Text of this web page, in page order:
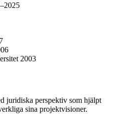
2003
juridiska perspektiv som hjälpt
sina projektvisioner.